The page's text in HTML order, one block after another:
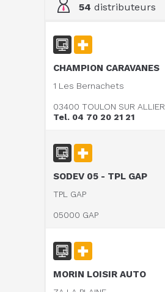
54 distributeurs
CHAMPION CARAVANES
1 Les Bernachets
03400 TOULON SUR ALLIER
Tel. 04 70 20 21 21
SODEV 05 - TPL GAP
TPL GAP
05000 GAP
MORIN LOISIR AUTO